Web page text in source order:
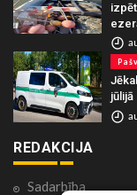
jūlijā
REDAKCIJA
Sadarbība